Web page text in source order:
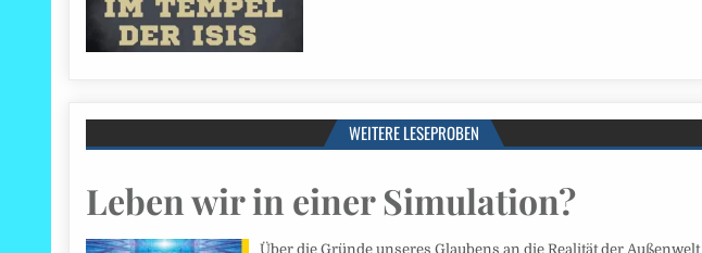
WEITERE LESEPROBEN
Leben wir in einer Simulation?
Über die Gründe unseres Glaubens an die Realität der Außenwelt